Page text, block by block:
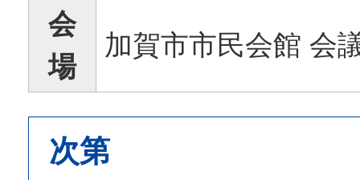
会
場
加賀市市民会館 会
次第